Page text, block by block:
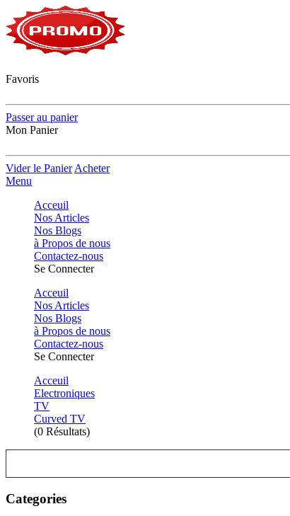
Favoris
Passer au panier
Mon Panier
Vider le Panier Acheter
Menu
Acceuil
Nos Articles
Nos Blogs
à Propos de nous
Contactez-nous
Se Connecter
Acceuil
Nos Articles
Nos Blogs
à Propos de nous
Contactez-nous
Se Connecter
Acceuil
Electroniques
TV
Curved TV
(0 Résultats)
Categories